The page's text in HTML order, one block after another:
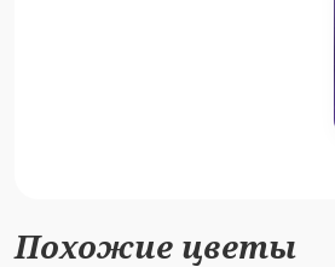
Похожие цветы